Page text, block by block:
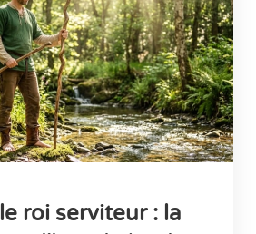
roi serviteur : la